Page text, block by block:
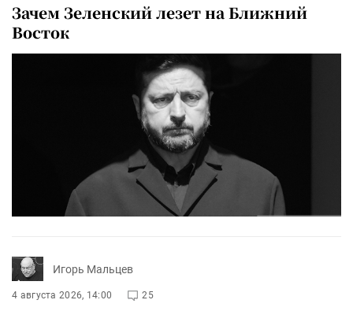
Зачем Зеленский лезет на Ближний
Восток
Игорь Мальцев
4 августа 2026, 14:00 25